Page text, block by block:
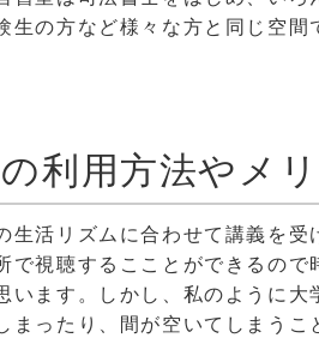
生の方など様々な方と同じ空間
利用方法やメ
生活リズムに合わせて講義を
で視聴するこことができるの
います。しかし、私のように
まったり、間が空いてしまう